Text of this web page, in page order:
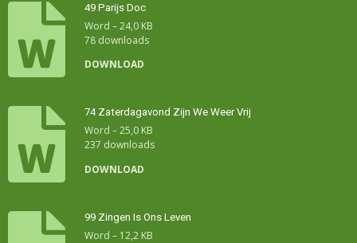
49 Parijs Doc
Word – 24,0 KB
78 downloads
DOWNLOAD
74 Zaterdagavond Zijn We Weer Vrij
Word – 25,0 KB
237 downloads
DOWNLOAD
99 Zingen Is Ons Leven
Word – 12,2 KB